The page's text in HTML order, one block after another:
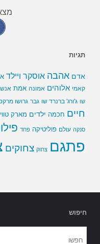
תגיות
אדם אהבה אוסקר ויילד
קאמי אלוהים אמונה אמת
שו ג'ורג' ברנרד שו גבר גרושו
חיים חכמה ילדים מארק
סנקה עולם פוליטיקה פחד
פתגם צחוק צחוקים
חיפוש